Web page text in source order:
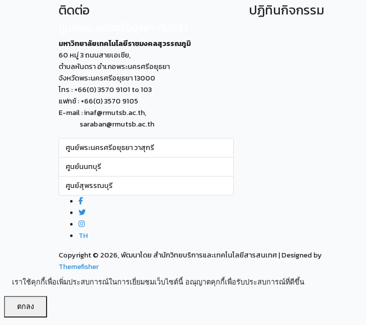
ติดต่อ
มหาวิทยาลัยเทคโนโลยีราชมงคลสุวรรณภูมิ
60 หมู่ 3 ถนนสายเอเซีย,
ตำบลหันตรา อำเภอพระนครศรีอยุธยา
จังหวัดพระนครศรีอยุธยา 13000
โทร : +66(0) 3570 9101 to 103
แฟกซ์ : +66(0) 3570 9105
E-mail : inaf@rmutsb.ac.th,
saraban@rmutsb.ac.th
ศูนย์พระนครศรีอยุธยา วาสุกรี
ศูนย์นนทบุรี
ศูนย์สุพรรณบุรี
TH
ปฏิทินกิจกรรม
Copyright © 2026, พัฒนาโดย สำนักวิทยบริการและเทคโนโลยีสารสนเทศ| Designed by
Themefisher
เราใช้คุกกี้เพื่อเพิ่มประสบการณ์ในการเยี่ยมชมเว็บไซต์นี้ อณุญาตคุกกี้เพื่อรับประสบการณ์ที่ดีขึ้น
ตกลง